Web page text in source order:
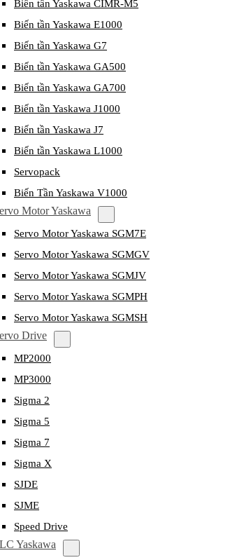
Biến tần Yaskawa CIMR-M5
Biến tần Yaskawa E1000
Biến tần Yaskawa G7
Biến tần Yaskawa GA500
Biến tần Yaskawa GA700
Biến tần Yaskawa J1000
Biến tần Yaskawa J7
Biến tần Yaskawa L1000
Servopack
Biến Tần Yaskawa V1000
Motor Yaskawa
Servo Motor Yaskawa SGM7E
Servo Motor Yaskawa SGMGV
Servo Motor Yaskawa SGMJV
Servo Motor Yaskawa SGMPH
Servo Motor Yaskawa SGMSH
Drive
MP2000
MP3000
Sigma 2
Sigma 5
Sigma 7
Sigma X
SJDE
SJME
Speed Drive
Yaskawa